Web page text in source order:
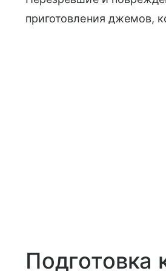
приготовления джемов,
Подготовка